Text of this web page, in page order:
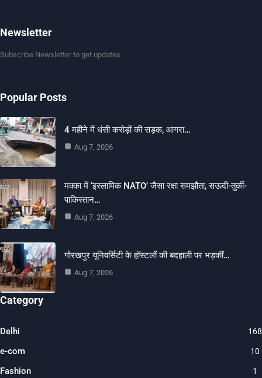
Newsletter
Subscribe Newsletter to get updates
Popular Posts
4 महीने में धंसी करोड़ों की सड़क, आगरा…
Aug 7, 2026
मक्का में ‘इस्लामिक NATO’ जैसा रक्षा समझौता, सऊदी-तुर्की-
पाकिस्तान…
Aug 7, 2026
गोरखपुर यूनिवर्सिटी के हॉस्टलों की बदहाली पर भड़कीं…
Aug 7, 2026
Category
Delhi
e-com 10
Fashion 1